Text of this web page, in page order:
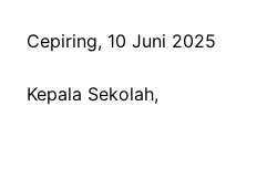
Cepiring, 10 Juni 2025
Kepala Sekolah,